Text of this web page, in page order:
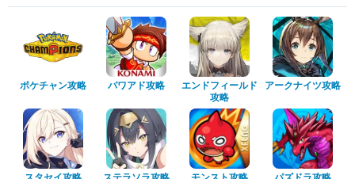
ポケチャン攻略 パワアド攻略
エンドフィールド
攻略
アークナイツ攻略